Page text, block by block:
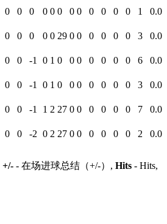
0 0 0 0 0 0 0 0 0 0 0 0 1
0.0
0 0 0 0 0 29 0 0 0 0 0 0 3
0.0
0 0 -1 0 1 0 0 0 0 0 0 0 6
0.0
0 0 -1 0 1 0 0 0 0 0 0 0 3
0.0
0 0 -1 1 2 27 0 0 0 0 0 0 7
0.0
0 0 -2 0 2 27 0 0 0 0 0 0 2
0.0
+/- - 在场进球总结（+/-）, Hits - Hits,